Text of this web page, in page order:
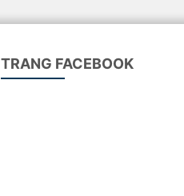
TRANG FACEBOOK